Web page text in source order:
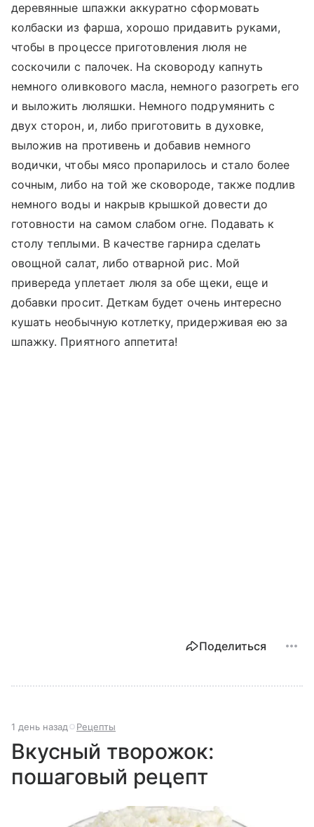
деревянные шпажки аккуратно сформовать
колбаски из фарша, хорошо придавить руками,
чтобы в процессе приготовления люля не
соскочили с палочек. На сковороду капнуть
немного оливкового масла, немного разогреть его
и выложить люляшки. Немного подрумянить с
двух сторон, и, либо приготовить в духовке,
выложив на противень и добавив немного
водички, чтобы мясо пропарилось и стало более
сочным, либо на той же сковороде, также подлив
немного воды и накрыв крышкой довести до
готовности на самом слабом огне. Подавать к
столу теплыми. В качестве гарнира сделать
овощной салат, либо отварной рис. Мой
привереда уплетает люля за обе щеки, еще и
добавки просит. Деткам будет очень интересно
кушать необычную котлетку, придерживая ею за
шпажку. Приятного аппетита!
Поделиться
1 день назад Рецепты
Вкусный творожок:
пошаговый рецепт